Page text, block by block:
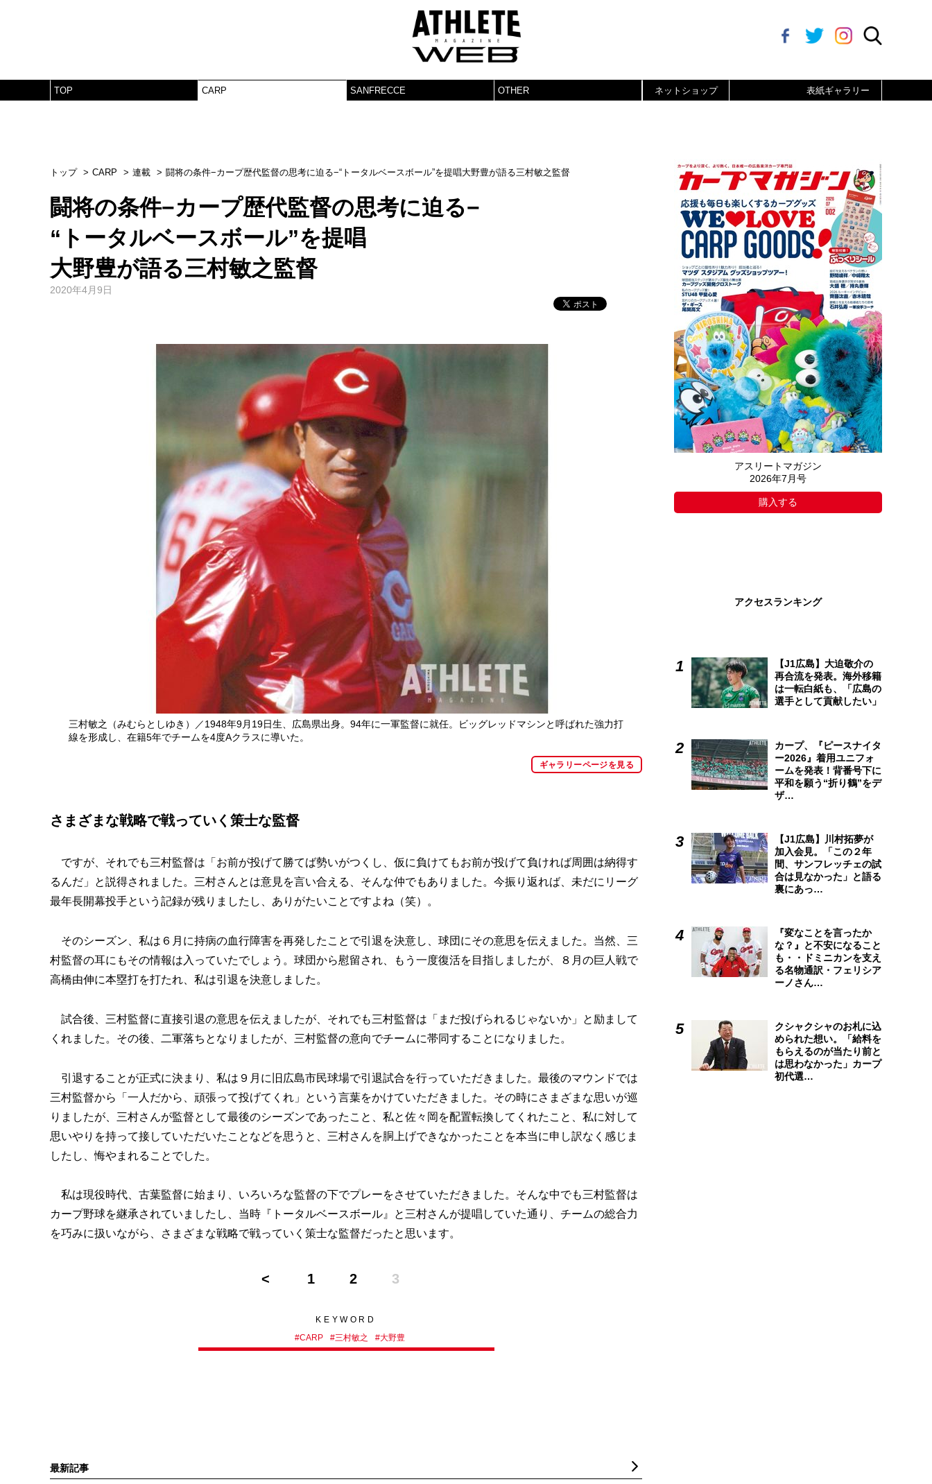
TOP CARP SANFRECCE OTHER ネットショップ 表紙ギャラリー
トップ CARP 連載 闘将の条件−カープ歴代監督の思考に迫る−“トータルベースボール”を提唱大野豊が語る三村敏之監督
闘将の条件−カープ歴代監督の思考に迫る−
“トータルベースボール”を提唱
大野豊が語る三村敏之監督
2020年4月9日
三村敏之（みむらとしゆき）／1948年9月19日生、広島県出身。94年に一軍監督に就任。ビッグレッドマシンと呼ばれた強力打
線を形成し、在籍5年でチームを4度Aクラスに導いた。
ギャラリーページを見る
さまざまな戦略で戦っていく策士な監督
ですが、それでも三村監督は「お前が投げて勝てば勢いがつくし、仮に負けてもお前が投げて負ければ周囲は納得す
るんだ」と説得されました。三村さんとは意見を言い合える、そんな仲でもありました。今振り返れば、未だにリーグ
最年長開幕投手という記録が残りましたし、ありがたいことですよね（笑）。
そのシーズン、私は６月に持病の血行障害を再発したことで引退を決意し、球団にその意思を伝えました。当然、三
村監督の耳にもその情報は入っていたでしょう。球団から慰留され、もう一度復活を目指しましたが、８月の巨人戦で
高橋由伸に本塁打を打たれ、私は引退を決意しました。
試合後、三村監督に直接引退の意思を伝えましたが、それでも三村監督は「まだ投げられるじゃないか」と励まして
くれました。その後、二軍落ちとなりましたが、三村監督の意向でチームに帯同することになりました。
引退することが正式に決まり、私は９月に旧広島市民球場で引退試合を行っていただきました。最後のマウンドでは
三村監督から「一人だから、頑張って投げてくれ」という言葉をかけていただきました。その時にさまざまな思いが巡
りましたが、三村さんが監督として最後のシーズンであったこと、私と佐々岡を配置転換してくれたこと、私に対して
思いやりを持って接していただいたことなどを思うと、三村さんを胴上げできなかったことを本当に申し訳なく感じま
したし、悔やまれることでした。
私は現役時代、古葉監督に始まり、いろいろな監督の下でプレーをさせていただきました。そんな中でも三村監督は
カープ野球を継承されていましたし、当時『トータルベースボール』と三村さんが提唱していた通り、チームの総合力
を巧みに扱いながら、さまざまな戦略で戦っていく策士な監督だったと思います。
1 2 3
KEYWORD
#CARP #三村敏之 #大野豊
最新記事
アスリートマガジン
2026年7月号
購入する
アクセスランキング
【J1広島】大迫敬介の
再合流を発表。海外移籍
は一転白紙も、「広島の
選手として貢献したい」
カープ、『ピースナイタ
ー2026』着用ユニフォ
ームを発表！背番号下に
平和を願う“折り鶴”をデ
ザ…
【J1広島】川村拓夢が
加入会見。「この２年
間、サンフレッチェの試
合は見なかった」と語る
裏にあっ…
『変なことを言ったか
な？』と不安になること
も・・ドミニカンを支え
る名物通訳・フェリシア
ーノさん…
クシャクシャのお札に込
められた想い。「給料を
もらえるのが当たり前と
は思わなかった」カープ
初代選…